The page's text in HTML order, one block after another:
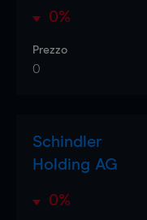
0%
Prezzo
0
Schindler
Holding AG
0%